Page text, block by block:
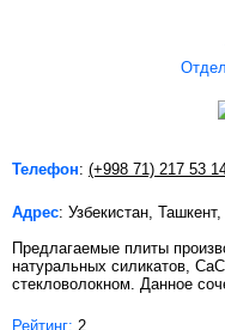
Телефон: (+998 71) 217 53
Адрес: Узбекистан,
Предлагаемые плиты
натуральных силикатов,
стекловолокном. Данное
Рейтинг: 2